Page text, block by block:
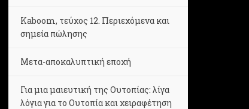
Kaboom, τεύχος 12. Περιεχόμενα και
σημεία πώλησης
Μετα-αποκαλυπτική εποχή
Για μια μαιευτική της Ουτοπίας: λίγα
λόγια για το Ουτοπία και χειραφέτηση